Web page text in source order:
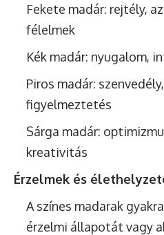
Fekete madár: rejtély,
félelmek
Kék madár: nyugalom,
Piros madár:
figyelmeztetés
Sárga madár:
kreativitás
Érzelmek és
A színes madarak
érzelmi állapotát vagy